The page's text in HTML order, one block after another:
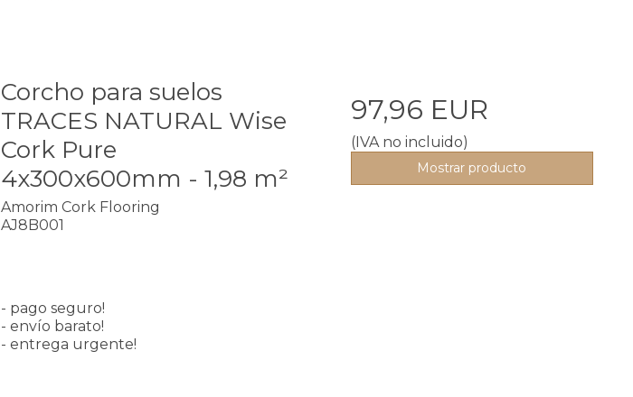
Corcho para suelos
TRACES NATURAL Wise
Cork Pure
4x300x600mm - 1,98 m²
Amorim Cork Flooring
AJ8B001
- pago seguro!
- envío barato!
- entrega urgente!
97,96 EUR
(IVA no incluido)
Mostrar producto